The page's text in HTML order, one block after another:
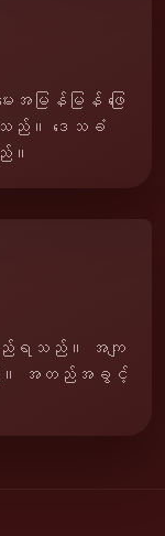
းအမြန်မြန် ဖြေ
။ ဒေသခံ
။
ကြည်ရသည်။ အကျ
သည်။ အတည်အခွင့်